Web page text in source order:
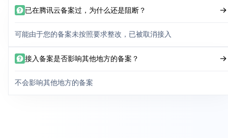
已在腾讯云备案过，为什么还是阻断？
可能由于您的备案未按照要求整改，已被取消接入
接入备案是否影响其他地方的备案？
不会影响其他地方的备案